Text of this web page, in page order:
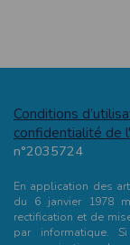
Conditions
confidentialité de
n°2035724
En application des
du 6 janvier 1978
rectification et de
par informatique.